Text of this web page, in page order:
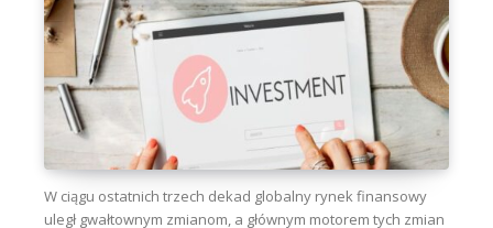
W ciągu ostatnich trzech dekad globalny rynek finansowy
uległ gwałtownym zmianom, a głównym motorem tych zmian